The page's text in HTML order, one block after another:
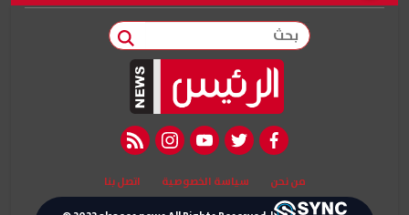
بحث
facebook
twitter
youtube
instagram
rss feed
من نحن سياسة الخصوصية اتصل بنا